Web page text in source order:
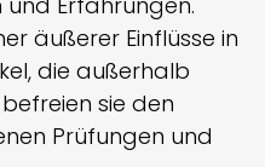
äußerer Einflüsse in
die außerhalb
sie den
Prüfungen und